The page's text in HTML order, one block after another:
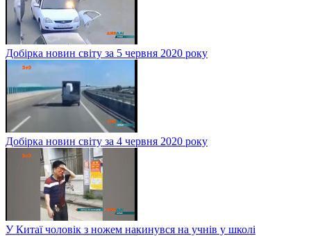
Добірка новин світу за 5 червня 2020 року
Добірка новин світу за 4 червня 2020 року
У Китаї чоловік з ножем накинувся на учнів у школі